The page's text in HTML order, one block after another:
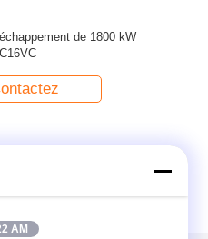
Générateur Yuchai
de gaz d'échappement
AM